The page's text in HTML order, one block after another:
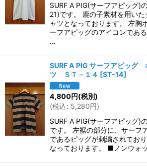
SURF A PIG(サーフアピッグ)
21)です。 鹿の子素材を用い
ャツとなっております。 左胸
ーフアピッグのアイコンであ
…
SURF A PIG サーフアピッグ
ツ ＳＴ－１４ [ST-14]
4,800円(税別)
(税込: 5,280円)
SURF A PIG(サーフアピッグ)
です。 左裾の部分に、サーフ
であるピッグが刺繍されてお
なっております。 ■ノンウォ